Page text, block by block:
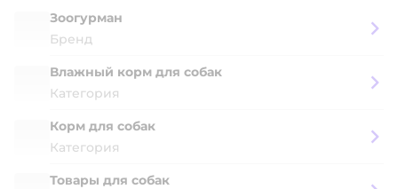
Зоогурман
Бренд
Влажный корм для собак
Категория
Корм для собак
Категория
Товары для собак